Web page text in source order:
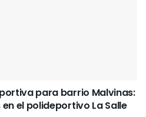
para barrio Malvinas:
el polideportivo La Salle